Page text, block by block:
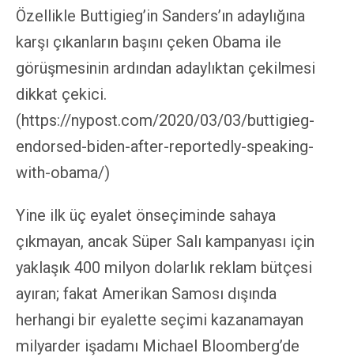
Özellikle Buttigieg’in Sanders’ın adaylığına
karşı çıkanların başını çeken Obama ile
görüşmesinin ardından adaylıktan çekilmesi
dikkat çekici.
(https://nypost.com/2020/03/03/buttigieg-
endorsed-biden-after-reportedly-speaking-
with-obama/)
Yine ilk üç eyalet önseçiminde sahaya
çıkmayan, ancak Süper Salı kampanyası için
yaklaşık 400 milyon dolarlık reklam bütçesi
ayıran; fakat Amerikan Samosı dışında
herhangi bir eyalette seçimi kazanamayan
milyarder işadamı Michael Bloomberg’de